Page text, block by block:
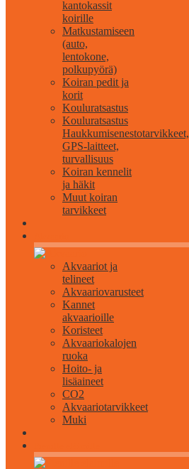
kantokassit
koirille
Matkustamiseen
(auto,
lentokone,
polkupyörä)
Koiran pedit ja
korit
Kouluratsastus
Kouluratsastus
Haukkumisenestotarvikkeet,
GPS-laitteet,
turvallisuus
Koiran kennelit
ja häkit
Muut koiran
tarvikkeet
Akvaariot ja
telineet
Akvaariovarusteet
Kannet
akvaarioille
Koristeet
Akvaariokalojen
ruoka
Hoito- ja
lisäaineet
CO2
Akvaariotarvikkeet
Muki